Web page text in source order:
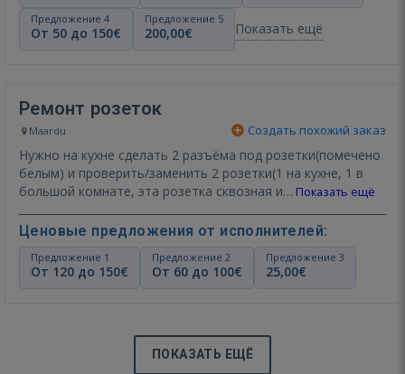
Предложение 4
От 50 до 150€
Предложение 5
200,00€ Показать ещё
Ремонт розеток
Maardu Создать похожий заказ
Нужно на кухне сделать 2 разъёма под розетки(помечено
белым) и проверить/заменить 2 розетки(1 на кухне, 1 в
большой комнате, эта розетка сквозная и… Показать ещё
Ценовые предложения от исполнителей:
Предложение 1
От 120 до 150€
Предложение 2
От 60 до 100€
Предложение 3
25,00€
ПОКАЗАТЬ ЕЩЁ